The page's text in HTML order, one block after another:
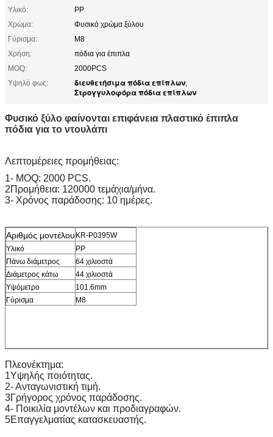
Υλικό:
PP
Χρώμα:
Φυσικό χρώμα ξύλου
Γύρισμα:
M8
Χρήση:
πόδια για έπιπλα
MOQ:
2000PCS
Υψηλό φως:
διευθετήσιμα πόδια επίπλων,
Στρογγυλοφόρα πόδια επίπλων
Φυσικό ξύλο φαίνονται επιφάνεια πλαστικό έπιπλα
πόδια για το ντουλάπι
Λεπτομέρειες προμήθειας:
1- MOQ: 2000 PCS.
2Προμήθεια: 120000 τεμάχια/μήνα.
3- Χρόνος παράδοσης: 10 ημέρες.
Αριθμός μοντέλου KR-P0395W
Υλικό
PP
Πάνω διάμετρος
64 χιλιοστά
Διάμετρος κάτω
44 χιλιοστά
Υψόμετρο
101.6mm
Γύρισμα
M8
Πλεονέκτημα:
1Υψηλής ποιότητας.
2- Ανταγωνιστική τιμή.
3Γρήγορος χρόνος παράδοσης.
4- Ποικιλία μοντέλων και προδιαγραφών.
5Επαγγελματίας κατασκευαστής.